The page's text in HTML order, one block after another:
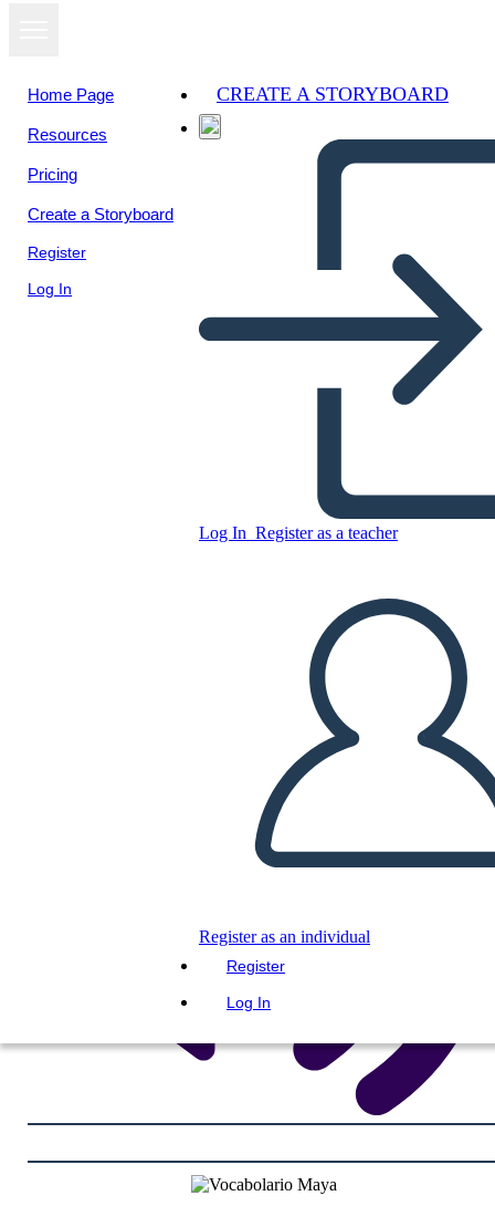
Home Page
Resources
Pricing
Create a Storyboard
Register
Log In
CREATE A STORYBOARD
Log In Register as a teacher
Register as an individual
Register
Log In
PLAY SLIDESHOW
READ TO ME